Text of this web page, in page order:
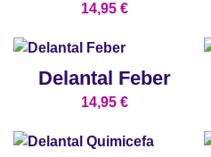
14,95 €
Delantal Feber
14,95 €